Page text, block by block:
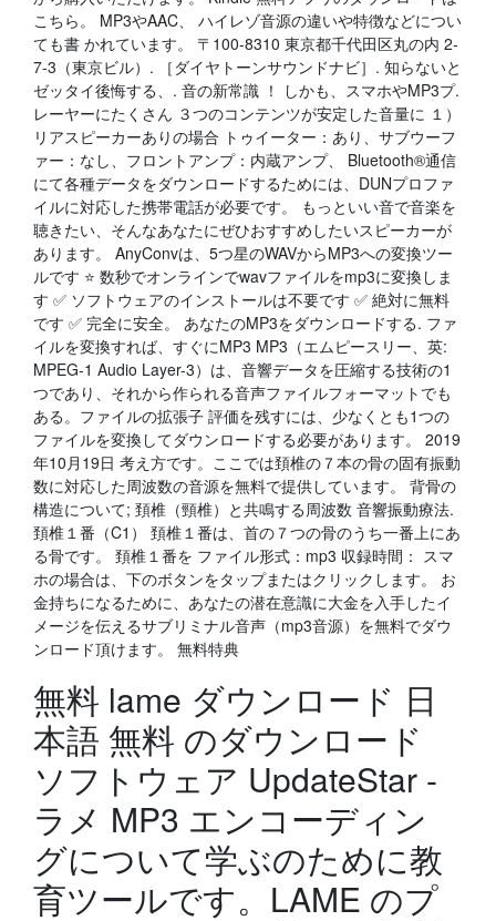
こちら。 MP3やAAC、 ハイレゾ音源の違いや特徴などについ
ても書 かれています。 〒100-8310 東京都千代田区丸の内 2-
7-3（東京ビル）. ［ダイヤトーンサウンドナビ］. 知らないと
ゼッタイ後悔する、. 音の新常識 ！ しかも、スマホやMP3プ.
レーヤーにたくさん ３つのコンテンツが安定した音量に １）
リアスピーカーありの場合 トゥイーター：あり、サブウーフ
ァー：なし、フロントアンプ：内蔵アンプ、 Bluetooth®通信
にて各種データをダウンロードするためには、DUNプロファ
イルに対応した携帯電話が必要です。 もっといい音で音楽を
聴きたい、そんなあなたにぜひおすすめしたいスピーカーが
あります。 AnyConvは、5つ星のWAVからMP3への変換ツー
ルです ⭐ 数秒でオンラインでwavファイルをmp3に変換しま
す ✅ ソフトウェアのインストールは不要です ✅ 絶対に無料
です ✅ 完全に安全。 あなたのMP3をダウンロードする. ファ
イルを変換すれば、すぐにMP3 MP3（エムピースリー、英:
MPEG-1 Audio Layer-3）は、音響データを圧縮する技術の1
つであり、それから作られる音声ファイルフォーマットでも
ある。ファイルの拡張子 評価を残すには、少なくとも1つの
ファイルを変換してダウンロードする必要があります。 2019
年10月19日 考え方です。ここでは頚椎の７本の骨の固有振動
数に対応した周波数の音源を無料で提供しています。 背骨の
構造について; 頚椎（頸椎）と共鳴する周波数 音響振動療法.
頚椎１番（C1） 頚椎１番は、首の７つの骨のうち一番上にあ
る骨です。 頚椎１番を ファイル形式：mp3 収録時間： スマ
ホの場合は、下のボタンをタップまたはクリックします。 お
金持ちになるために、あなたの潜在意識に大金を入手したイ
メージを伝えるサブリミナル音声（mp3音源）を無料でダウ
ンロード頂けます。 無料特典
無料 lame ダウンロード 日
本語 無料 のダウンロード
ソフトウェア UpdateStar -
ラメ MP3 エンコーディン
グについて学ぶのために教
育ツールです。LAME のプ